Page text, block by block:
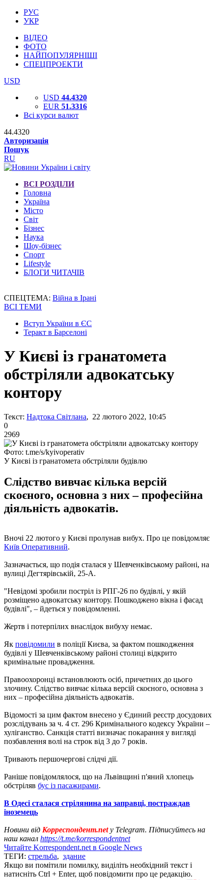
РУС
УКР
ВІДЕО
ФОТО
НАЙПОПУЛЯРНІШІ
СПЕЦПРОЕКТИ
USD
USD 44.4320
EUR 51.3316
Всі курси валют
44.4320
Авторизація
Пошук
RU
ВСІ РОЗДІЛИ
Головна
Україна
Місто
Світ
Бізнес
Наука
Шоу-бізнес
Спорт
Lifestyle
БЛОГИ ЧИТАЧІВ
СПЕЦТЕМА: Війна в Ірані
ВСІ ТЕМИ
Вступ України в ЄС
Теракт в Барселоні
У Києві із гранатомета
обстріляли адвокатську
контору
Текст: Надтока Світлана, 22 лютого 2022, 10:45
0
2969
Фото: t.me/s/kyivoperativ
У Києві із гранатомета обстріляли будівлю
Слідство вивчає кілька версій
скоєного, основна з них – професійна
діяльність адвокатів.
Вночі 22 лютого у Києві пролунав вибух. Про це повідомляє
Київ Оперативний.
Зазначається, що подія сталася у Шевченківському районі, на
вулиці Дегтярівській, 25-А.
"Невідомі зробили постріл із РПГ-26 по будівлі, у якій
розміщено адвокатську контору. Пошкоджено вікна і фасад
будівлі", – йдеться у повідомленні.
Жертв і потерпілих внаслідок вибуху немає.
Як повідомили в поліції Києва, за фактом пошкодження
будівлі у Шевченківському районі столиці відкрито
кримінальне провадження.
Правоохоронці встановлюють осіб, причетних до цього
злочину. Слідство вивчає кілька версій скоєного, основна з
них – професійна діяльність адвокатів.
Відомості за цим фактом внесено у Єдиний реєстр досудових
розслідувань за ч. 4 ст. 296 Кримінального кодексу України –
хуліганство. Санкція статті визначає покарання у вигляді
позбавлення волі на строк від 3 до 7 років.
Тривають першочергові слідчі дії.
Раніше повідомлялося, що на Львівщині п'яний хлопець
обстріляв бус із пасажирами.
В Одесі сталася стрілянина на заправці, постраждав
іноземець
Новини від Корреспондент.netу Telegram. Підписуйтесь на
наш канал https://t.me/korrespondentnet
Читайте Korrespondent.net в Google News
ТЕГИ: стрельба, здание
Якщо ви помітили помилку, виділіть необхідний текст і
натисніть Ctrl + Enter, щоб повідомити про це редакцію.